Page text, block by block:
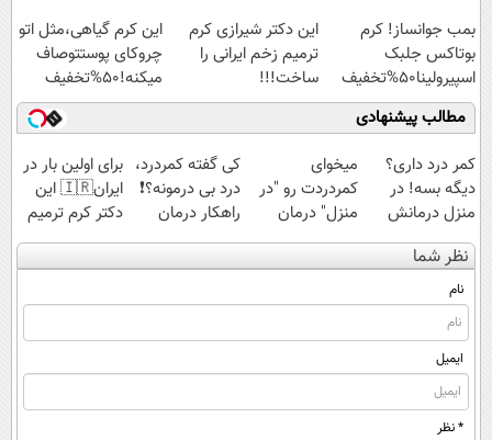
ویژه
بمب جوانساز! کرم
بوتاکس جلبک
اسپیرولینا50%تخفیف
این دکتر شیرازی کرم
ترمیم زخم ایرانی را
ساخت!!!
این کرم گیاهی،مثل اتو
چروکای پوستتوصاف
میکنه!50%تخفیف
مطالب پیشنهادی
کمر درد داری؟
دیگه بسه! در
منزل درمانش
کن
(◀پرسش‌نامه)
میخوای
کمردردت رو "در
منزل" درمان
کنی؟ (◂فیلم +
◂پرسش‌نامه)
کی گفته کمردرد،
درد بی درمونه؟❗
راهکار درمان
+پرسشنامه
برای اولین بار در
ایران🇮🇷 این
دکتر کرم ترمیم
کننده 23 روزه
ساخت!
نظر شما
نام
ایمیل
* نظر